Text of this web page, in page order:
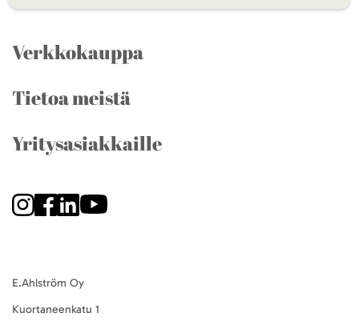
Verkkokauppa
Tietoa meistä
Yritysasiakkaille
E.Ahlström Oy
Kuortaneenkatu 1